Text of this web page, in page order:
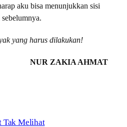
aku bisa menunjukkan sisi
yang harus dilakukan!
NUR ZAKIA AHMAT
Tak Melihat